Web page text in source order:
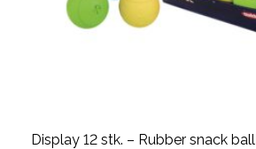
Display 12 stk. – Rubber snack ball